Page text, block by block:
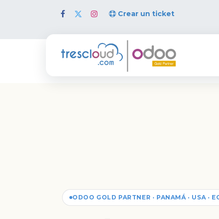
Crear un ticket
ODOO GOLD PARTNER · PANAMÁ · USA ·